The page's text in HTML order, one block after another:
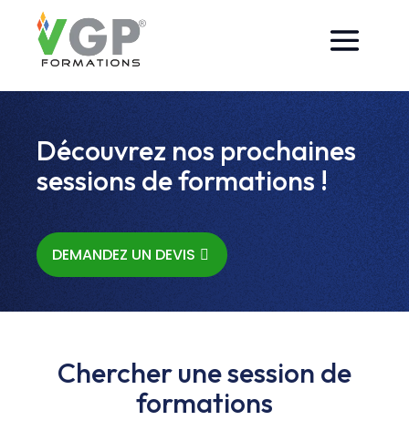
Découvrez nos prochaines
sessions de formations !
DEMANDEZ UN DEVIS
Chercher une session de
formations